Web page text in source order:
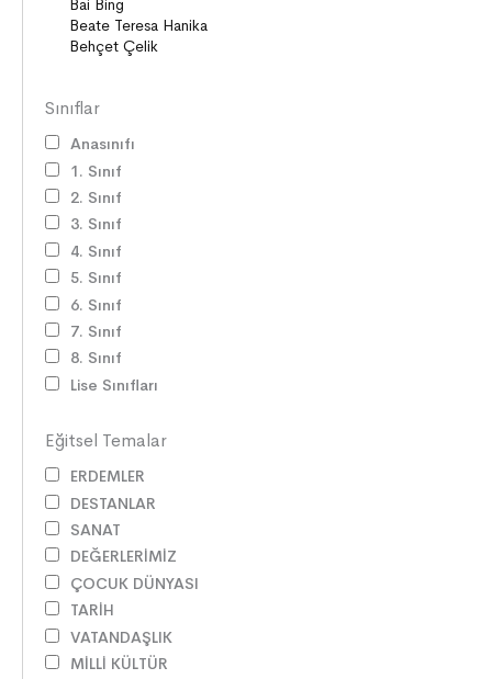
Sınıflar
Anasınıfı
1. Sınıf
2. Sınıf
3. Sınıf
4. Sınıf
5. Sınıf
6. Sınıf
7. Sınıf
8. Sınıf
Lise Sınıfları
Eğitsel Temalar
ERDEMLER
DESTANLAR
SANAT
DEĞERLERİMİZ
ÇOCUK DÜNYASI
TARİH
VATANDAŞLIK
MİLLİ KÜLTÜR